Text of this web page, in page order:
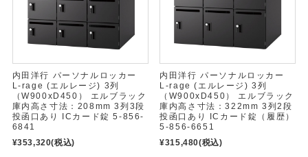
内田洋行 パーソナルロッカー
L-rage (エルレージ) 3列
（W900xD450） エルブラック
庫内高さ寸法：208mm 3列3段
投函口あり ICカード錠 5-856-
6841
¥353,320(税込)
内田洋行 パーソナルロッカー
L-rage (エルレージ) 3列
（W900xD450） エルブラック
庫内高さ寸法：322mm 3列2段
投函口あり ICカード錠（履歴）
5-856-6651
¥315,480(税込)